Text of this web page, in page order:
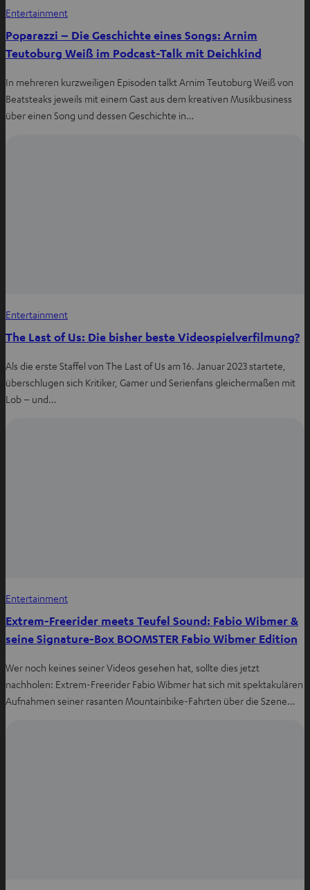
Entertainment
Poparazzi – Die Geschichte eines Songs: Arnim
Teutoburg Weiß im Podcast-Talk mit Deichkind
In mehreren kurzweiligen Episoden talkt Arnim Teutoburg Weiß von
Beatsteaks jeweils mit einem Gast aus dem kreativen Musikbusiness
über einen Song und dessen Geschichte in…
Entertainment
The Last of Us: Die bisher beste Videospielverfilmung?
Als die erste Staffel von The Last of Us am 16. Januar 2023 startete,
überschlugen sich Kritiker, Gamer und Serienfans gleichermaßen mit
Lob – und…
Entertainment
Extrem-Freerider meets Teufel Sound: Fabio Wibmer &
seine Signature-Box BOOMSTER Fabio Wibmer Edition
Wer noch keines seiner Videos gesehen hat, sollte dies jetzt
nachholen: Extrem-Freerider Fabio Wibmer hat sich mit spektakulären
Aufnahmen seiner rasanten Mountainbike-Fahrten über die Szene…